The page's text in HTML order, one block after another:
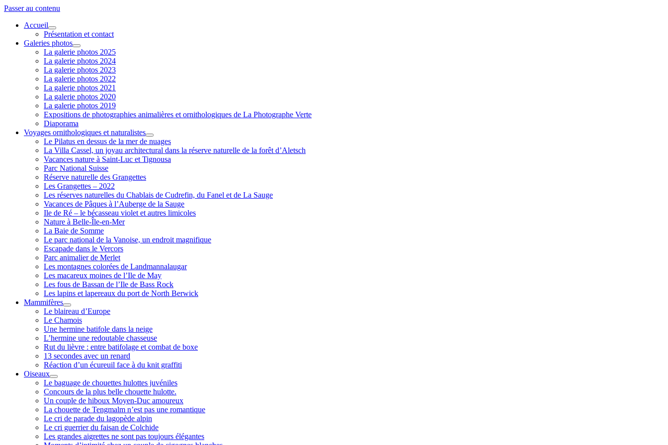
Passer au contenu
Accueil
ouvrir
menu
Présentation et contact
Galeries photos
ouvrir
menu
La galerie photos 2025
La galerie photos 2024
La galerie photos 2023
La galerie photos 2022
La galerie photos 2021
La galerie photos 2020
La galerie photos 2019
Expositions de photographies animalières et ornithologiques de La Photographe Verte
Diaporama
Voyages ornithologiques et naturalistes
ouvrir
menu
Le Pilatus en dessus de la mer de nuages
La Villa Cassel, un joyau architectural dans la réserve naturelle de la forêt d’Aletsch
Vacances nature à Saint-Luc et Tignousa
Parc National Suisse
Réserve naturelle des Grangettes
Les Grangettes – 2022
Les réserves naturelles du Chablais de Cudrefin, du Fanel et de La Sauge
Vacances de Pâques à l’Auberge de la Sauge
Ile de Ré – le bécasseau violet et autres limicoles
Nature à Belle-Île-en-Mer
La Baie de Somme
Le parc national de la Vanoise, un endroit magnifique
Escapade dans le Vercors
Parc animalier de Merlet
Les montagnes colorées de Landmannalaugar
Les macareux moines de l’Ile de May
Les fous de Bassan de l’Ile de Bass Rock
Les lapins et lapereaux du port de North Berwick
Mammifères
ouvrir
menu
Le blaireau d’Europe
Le Chamois
Une hermine batifole dans la neige
L’hermine une redoutable chasseuse
Rut du lièvre : entre batifolage et combat de boxe
13 secondes avec un renard
Réaction d’un écureuil face à du knit graffiti
Oiseaux
ouvrir
menu
Le baguage de chouettes hulottes juvéniles
Concours de la plus belle chouette hulotte.
Un couple de hiboux Moyen-Duc amoureux
La chouette de Tengmalm n’est pas une romantique
Le cri de parade du lagopède alpin
Le cri guerrier du faisan de Colchide
Les grandes aigrettes ne sont pas toujours élégantes